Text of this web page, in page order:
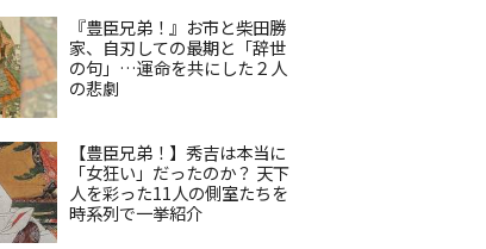
『豊臣兄弟！』お市と柴田勝
家、自刃しての最期と「辞世
の句」…運命を共にした２人
の悲劇
【豊臣兄弟！】秀吉は本当に
「女狂い」だったのか？ 天下
人を彩った11人の側室たちを
時系列で一挙紹介